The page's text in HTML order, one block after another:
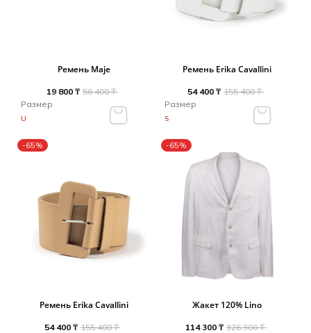
Ремень Maje
19 800 ₸ 56 400 ₸
Размер
U
Ремень Erika Cavallini
54 400 ₸ 155 400 ₸
Размер
S
-65%
Ремень Erika Cavallini
54 400 ₸ 155 400 ₸
-65%
Жакет 120% Lino
114 300 ₸ 326 300 ₸